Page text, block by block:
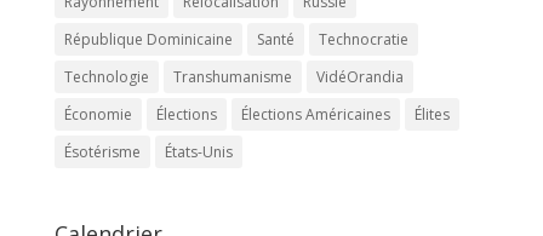
République Dominicaine
Santé
Technocratie
Technologie
Transhumanisme
VidéOrandia
Économie
Élections Élections Américaines
Élites
Ésotérisme
États-Unis